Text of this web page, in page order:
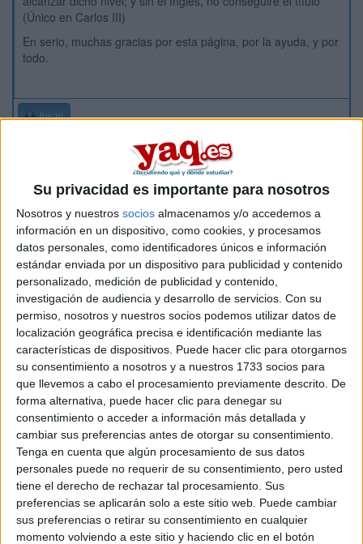
Su privacidad es importante para nosotros
Nosotros y nuestros socios almacenamos y/o accedemos a
información en un dispositivo, como cookies, y procesamos
datos personales, como identificadores únicos e información
estándar enviada por un dispositivo para publicidad y contenido
personalizado, medición de publicidad y contenido,
investigación de audiencia y desarrollo de servicios. Con su
permiso, nosotros y nuestros socios podemos utilizar datos de
localización geográfica precisa e identificación mediante las
características de dispositivos. Puede hacer clic para otorgarnos
su consentimiento a nosotros y a nuestros 1733 socios para
que llevemos a cabo el procesamiento previamente descrito. De
forma alternativa, puede hacer clic para denegar su
consentimiento o acceder a información más detallada y
cambiar sus preferencias antes de otorgar su consentimiento.
Tenga en cuenta que algún procesamiento de sus datos
personales puede no requerir de su consentimiento, pero usted
tiene el derecho de rechazar tal procesamiento. Sus
preferencias se aplicarán solo a este sitio web. Puede cambiar
sus preferencias o retirar su consentimiento en cualquier
momento volviendo a este sitio y haciendo clic en el botón
(Único en Carlos III)
En serio, muchas gracias por esta página, por la ayuda, y por
todo.
Inicio
La universidad - un mundo